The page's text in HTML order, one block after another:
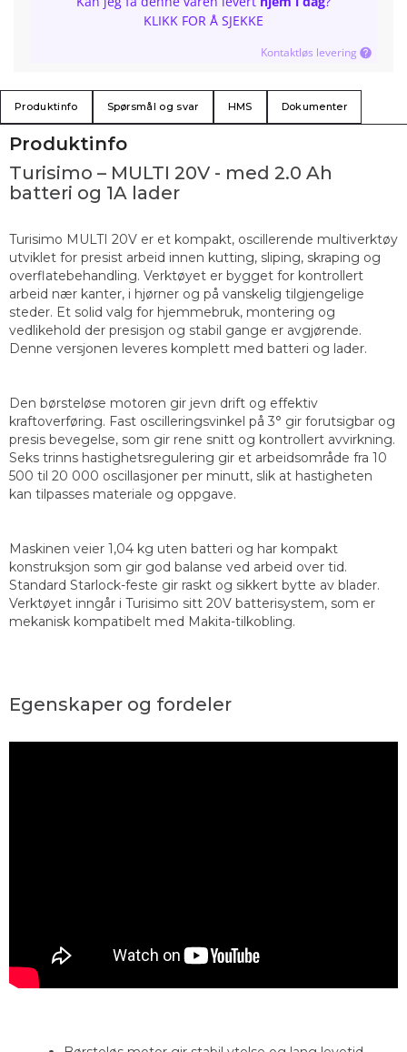
KLIKK FOR Å SJEKKE
Kontaktløs levering
Produktinfo Spørsmål og svar HMS Dokumenter
Produktinfo
Turisimo – MULTI 20V - med 2.0 Ah
batteri og 1A lader
Turisimo MULTI 20V er et kompakt, oscillerende multiverktøy
utviklet for presist arbeid innen kutting, sliping, skraping og
overflatebehandling. Verktøyet er bygget for kontrollert
arbeid nær kanter, i hjørner og på vanskelig tilgjengelige
steder. Et solid valg for hjemmebruk, montering og
vedlikehold der presisjon og stabil gange er avgjørende.
Denne versjonen leveres komplett med batteri og lader.
Den børsteløse motoren gir jevn drift og effektiv
kraftoverføring. Fast oscilleringsvinkel på 3° gir forutsigbar og
presis bevegelse, som gir rene snitt og kontrollert avvirkning.
Seks trinns hastighetsregulering gir et arbeidsområde fra 10
500 til 20 000 oscillasjoner per minutt, slik at hastigheten
kan tilpasses materiale og oppgave.
Maskinen veier 1,04 kg uten batteri og har kompakt
konstruksjon som gir god balanse ved arbeid over tid.
Standard Starlock-feste gir raskt og sikkert bytte av blader.
Verktøyet inngår i Turisimo sitt 20V batterisystem, som er
mekanisk kompatibelt med Makita-tilkobling.
Egenskaper og fordeler